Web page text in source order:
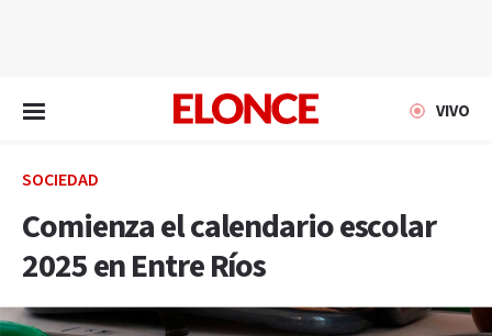
VIVO
SOCIEDAD
Comienza el calendario escolar
2025 en Entre Ríos